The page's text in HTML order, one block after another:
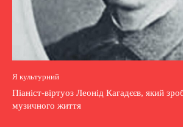
Я культурний
Піаніст-віртуоз Леонід Кагадєєв, який
музичного життя